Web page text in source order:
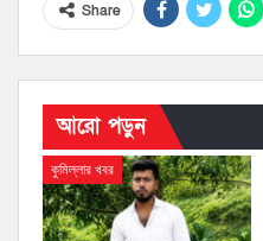
Share
আরো পড়ুন
কুমিল্লার খবর